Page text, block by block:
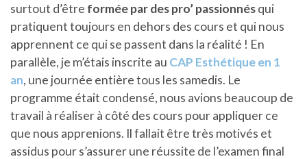
surtout d’être formée par des pro’ passionnésqui
pratiquent toujours en dehors des cours et qui nous
apprennent ce qui se passent dans la réalité ! En
parallèle, je m’étais inscrite au CAP Esthétique en 1
an, une journée entière tous les samedis. Le
programme était condensé, nous avions beaucoup de
travail à réaliser à côté des cours pour appliquer ce
que nous apprenions. Il fallait être très motivés et
assidus pour s’assurer une réussite de l’examen final